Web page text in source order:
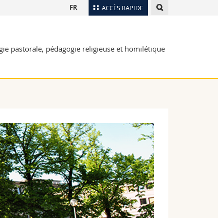
ACCÈS RAPIDE
Plan d'accès
Webmail
FR
pastorale, pédagogie religieuse et homilétique